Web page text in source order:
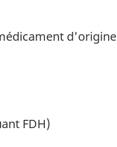
d'origine
FDH)